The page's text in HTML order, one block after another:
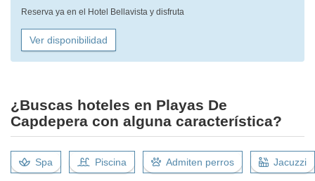
Reserva ya en el Hotel Bellavista y disfruta
Ver disponibilidad
¿Buscas hoteles en Playas De
Capdepera con alguna característica?
Spa Piscina Admiten perros Jacuzzi